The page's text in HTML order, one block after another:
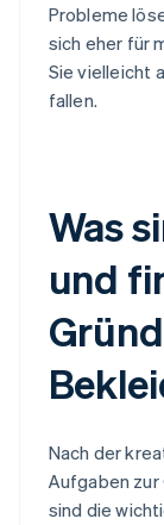
Probleme
sich eher für
Sie vielleicht
fallen.
Was
und
Nach der
Aufgaben zur
sind die